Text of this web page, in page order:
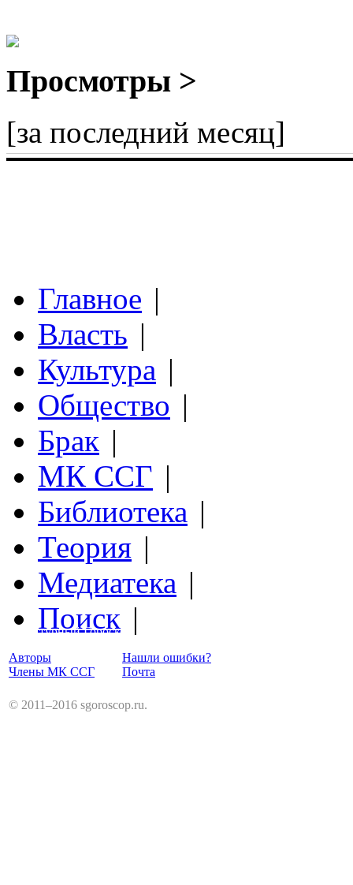
Просмотры >
[за последний месяц]
Главное |
Власть |
Культура |
Общество |
Брак |
МК ССГ |
Библиотека |
Теория |
Медиатека |
Поиск |
Структурный Гороскоп
Авторы
Члены МК ССГ
Нашли ошибки?
Почта
© 2011–2016 sgoroscop.ru.